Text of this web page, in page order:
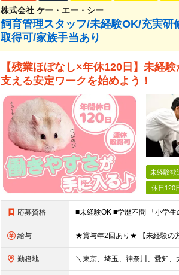
株式会社 ケー・エー・シー
飼育管理スタッフ/未経験OK/充実
取得可/家族手当あり
【残業ほぼなし×年休120日】未経
支える安定ワークを始めよう！
未経験歓
休日120
応募資格
給与
勤務地